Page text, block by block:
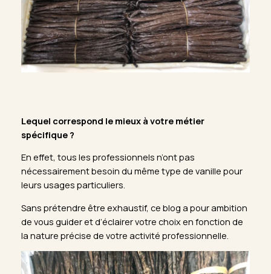
Lequel correspond le mieux à votre métier
spécifique ?
En effet, tous les professionnels n’ont pas
nécessairement besoin du même type de vanille pour
leurs usages particuliers.
Sans prétendre être exhaustif, ce blog a pour ambition
de vous guider et d’éclairer votre choix en fonction de
la nature précise de votre activité professionnelle.